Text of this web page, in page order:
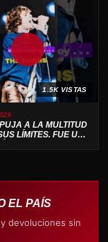
1.5K VISTAS
A LA MULTITUD
LÍMITES. FUE UN
EL PAÍS
devoluciones sin